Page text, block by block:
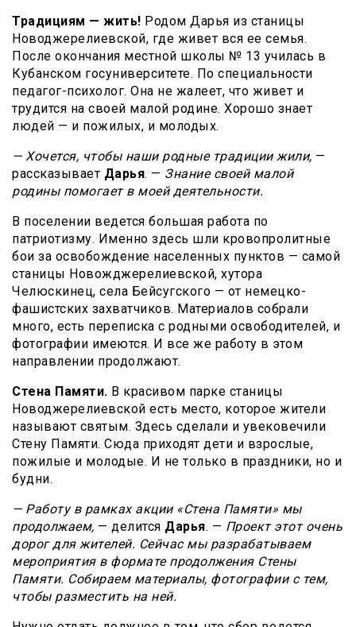
Традициям — жить! Родом Дарья из станицы
Новоджерелиевской, где живет вся ее семья.
После окончания местной школы № 13 училась в
Кубанском госуниверситете. По специальности
педагог-психолог. Она не жалеет, что живет и
трудится на своей малой родине. Хорошо знает
людей — и пожилых, и молодых.
— Хочется, чтобы наши родные традиции жили, —
рассказывает Дарья. — Знание своей малой
родины помогает в моей деятельности.
В поселении ведется большая работа по
патриотизму. Именно здесь шли кровопролитные
бои за освобождение населенных пунктов — самой
станицы Новожджерелиевской, хутора
Челюскинец, села Бейсугского — от немецко-
фашистских захватчиков. Материалов собрали
много, есть переписка с родными освободителей, и
фотографии имеются. И все же работу в этом
направлении продолжают.
Стена Памяти. В красивом парке станицы
Новоджерелиевской есть место, которое жители
называют святым. Здесь сделали и увековечили
Стену Памяти. Сюда приходят дети и взрослые,
пожилые и молодые. И не только в праздники, но и
будни.
— Работу в рамках акции «Стена Памяти» мы
продолжаем, — делится Дарья. — Проект этот очень
дорог для жителей. Сейчас мы разрабатываем
мероприятия в формате продолжения Стены
Памяти. Собираем материалы, фотографии с тем,
чтобы разместить на ней.